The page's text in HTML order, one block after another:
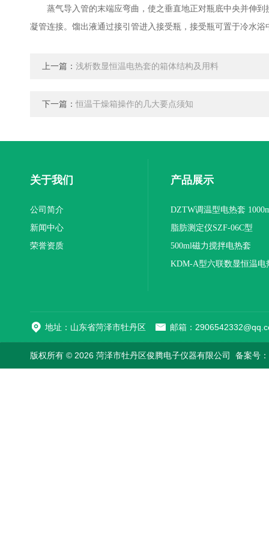
蒸气导入管的末端应弯曲，使之垂直地正对瓶底中央并伸到
凝管连接。馏出液通过接引管进入接受瓶，接受瓶可置于冷水浴
上一篇： 浅析数显恒温电热套的箱体结构及用料
下一篇： 恒温干燥箱操作的几大要点须知
关于我们
公司简介
新闻中心
荣誉资质
产品展示
DZTW调温型电热套
联
脂肪测定仪SZF-06C型
500ml磁力搅拌电热套
KDM-A型六联数显恒温电
地址：山东省菏泽市牡丹区 邮箱：
版权所有 © 2026 菏泽市牡丹区俊腾电子仪器有限公司 备案号